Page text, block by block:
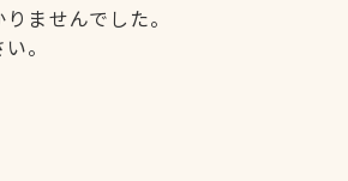
ませんでした。
。